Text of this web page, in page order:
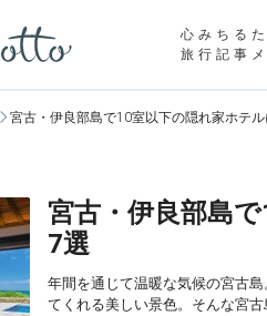
心みちる
旅行記事
宮古・伊良部島で10室以下の隠れ家ホテ
宮古・伊良部島
7選
年間を通じて温暖な気候の宮古
てくれる美しい景色。そんな宮